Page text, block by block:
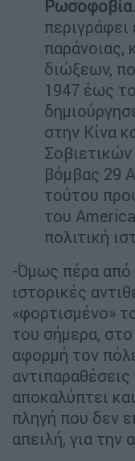
Ρωσοφοβία.
παράνοιας,
διώξεων,
1947 έως
στην Κίνα
βόμβας 29
τούτου
του
πολιτική
-Όμως πέρα από
ιστορικές
«φορτισμένο»
του σήμερα,
αφορμή τον
αποκαλύπτει
πληγή που δεν
απειλή, για την